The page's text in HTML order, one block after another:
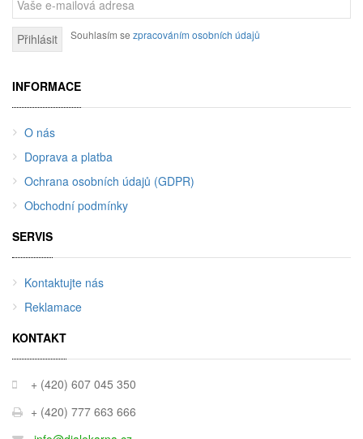
Přihlásit Souhlasím se zpracováním osobních údajů
INFORMACE
O nás
Doprava a platba
Ochrana osobních údajů (GDPR)
Obchodní podmínky
SERVIS
Kontaktujte nás
Reklamace
KONTAKT
+ (420) 607 045 350
+ (420) 777 663 666